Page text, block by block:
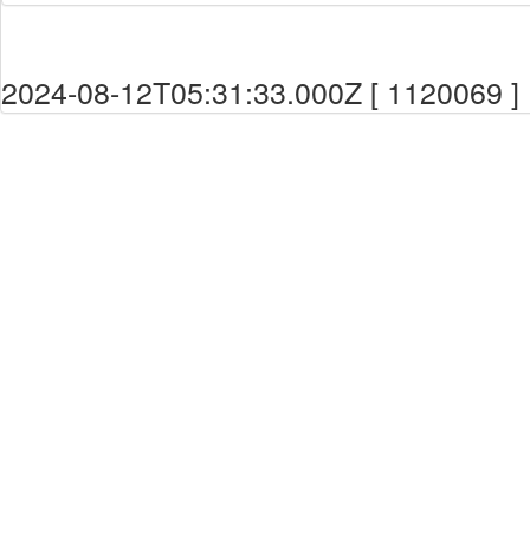
2024-08-12T05:31:33.000Z [ 1120069 ]